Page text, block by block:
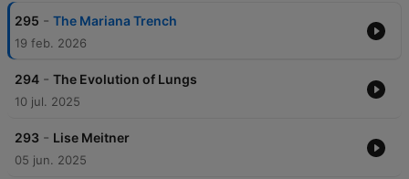
295 - The Mariana Trench
19 feb. 2026
294 - The Evolution of Lungs
10 jul. 2025
293 - Lise Meitner
05 jun. 2025